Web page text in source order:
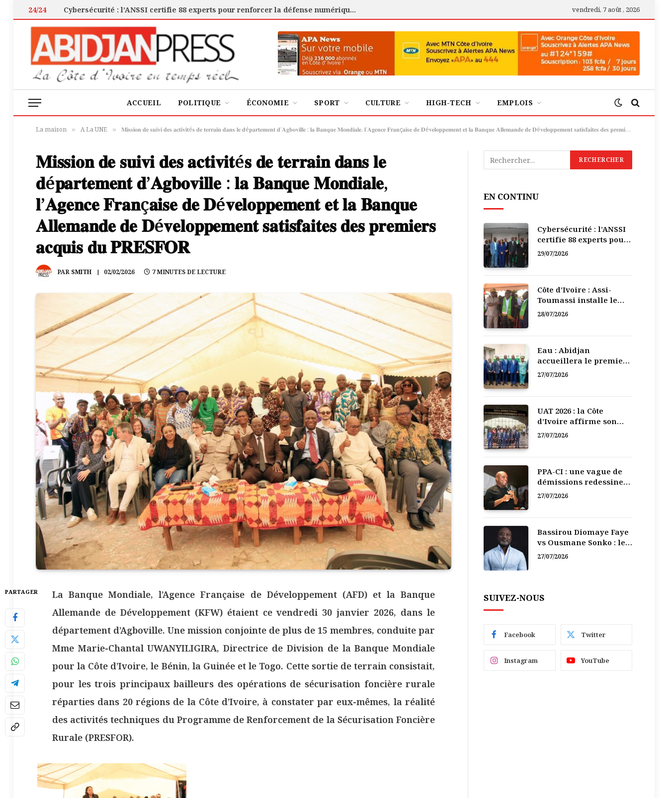
24/24 Cybersécurité : l’ANSSI certifie 88 experts pour renforcer la défense numérique de la Côte d’Ivoire vendredi, 7 août , 2026
ACCUEIL POLITIQUE ÉCONOMIE SPORT CULTURE HIGH-TECH EMPLOIS
La maison » A La UNE » 𝐌𝐢𝐬𝐬𝐢𝐨𝐧 𝐝𝐞 𝐬𝐮𝐢𝐯𝐢 𝐝𝐞𝐬 𝐚𝐜𝐭𝐢𝐯𝐢𝐭é𝐬 𝐝𝐞 𝐭𝐞𝐫𝐫𝐚𝐢𝐧 𝐝𝐚𝐧𝐬 𝐥𝐞 𝐝é𝐩𝐚𝐫𝐭𝐞𝐦𝐞𝐧𝐭 𝐝’𝐀𝐠𝐛𝐨𝐯𝐢𝐥𝐥𝐞 : 𝐥𝐚 𝐁𝐚𝐧𝐪𝐮𝐞 𝐌𝐨𝐧𝐝𝐢𝐚𝐥𝐞, 𝐥’𝐀𝐠𝐞𝐧𝐜𝐞 𝐅𝐫𝐚𝐧ç𝐚𝐢𝐬𝐞 𝐝𝐞 𝐃é𝐯𝐞𝐥𝐨𝐩𝐩𝐞𝐦𝐞𝐧𝐭 𝐞𝐭 𝐥𝐚 𝐁𝐚𝐧𝐪𝐮𝐞 𝐀𝐥𝐥𝐞𝐦𝐚𝐧𝐝𝐞 𝐝𝐞 𝐃é𝐯𝐞𝐥𝐨𝐩𝐩𝐞𝐦𝐞𝐧𝐭 𝐬𝐚𝐭𝐢𝐬𝐟𝐚𝐢𝐭𝐞𝐬 𝐝𝐞𝐬 𝐩𝐫𝐞𝐦𝐢𝐞𝐫𝐬 𝐚𝐜𝐪𝐮𝐢𝐬 𝐝𝐮 𝐏𝐑𝐄𝐒𝐅𝐎𝐑
𝐌𝐢𝐬𝐬𝐢𝐨𝐧 𝐝𝐞 𝐬𝐮𝐢𝐯𝐢 𝐝𝐞𝐬 𝐚𝐜𝐭𝐢𝐯𝐢𝐭é𝐬 𝐝𝐞 𝐭𝐞𝐫𝐫𝐚𝐢𝐧 𝐝𝐚𝐧𝐬 𝐥𝐞
𝐝é𝐩𝐚𝐫𝐭𝐞𝐦𝐞𝐧𝐭 𝐝’𝐀𝐠𝐛𝐨𝐯𝐢𝐥𝐥𝐞 : 𝐥𝐚 𝐁𝐚𝐧𝐪𝐮𝐞 𝐌𝐨𝐧𝐝𝐢𝐚𝐥𝐞,
𝐥’𝐀𝐠𝐞𝐧𝐜𝐞 𝐅𝐫𝐚𝐧ç𝐚𝐢𝐬𝐞 𝐝𝐞 𝐃é𝐯𝐞𝐥𝐨𝐩𝐩𝐞𝐦𝐞𝐧𝐭 𝐞𝐭 𝐥𝐚 𝐁𝐚𝐧𝐪𝐮𝐞
𝐀𝐥𝐥𝐞𝐦𝐚𝐧𝐝𝐞 𝐝𝐞 𝐃é𝐯𝐞𝐥𝐨𝐩𝐩𝐞𝐦𝐞𝐧𝐭 𝐬𝐚𝐭𝐢𝐬𝐟𝐚𝐢𝐭𝐞𝐬 𝐝𝐞𝐬 𝐩𝐫𝐞𝐦𝐢𝐞𝐫𝐬
𝐚𝐜𝐪𝐮𝐢𝐬 𝐝𝐮 𝐏𝐑𝐄𝐒𝐅𝐎𝐑
PAR SMITH 02/02/2026 7 MINUTES DE LECTURE
PARTAGER
La Banque Mondiale, l’Agence Française de Développement (AFD) et la Banque
Allemande de Développement (KFW) étaient ce vendredi 30 janvier 2026, dans le
département d’Agboville. Une mission conjointe de plus de 15 membres, conduite par
Mme Marie-Chantal UWANYILIGIRA, Directrice de Division de la Banque Mondiale
pour la Côte d’Ivoire, le Bénin, la Guinée et le Togo. Cette sortie de terrain consistait,
pour les trois principaux bailleurs des opérations de sécurisation foncière rurale
réparties dans 20 régions de la Côte d’Ivoire, à constater par eux-mêmes, la réalité
des activités techniques du Programme de Renforcement de la Sécurisation Foncière
Rurale (PRESFOR).
EN CONTINU
Cybersécurité : l’ANSSI
certifie 88 experts pour
renforcer la défense
29/07/2026
Côte d’Ivoire : Assi-
Toumassi installe le
bureau exécutif de sa
28/07/2026
Eau : Abidjan
accueillera le premier
Forum régional de
27/07/2026
UAT 2026 : la Côte
d’Ivoire affirme son
leadership numérique
27/07/2026
PPA-CI : une vague de
démissions redessine
la recomposition
27/07/2026
Bassirou Diomaye Faye
vs Ousmane Sonko : le
vacarme du pouvoir ne
27/07/2026
SUIVEZ-NOUS
Facebook Twitter
Instagram YouTube